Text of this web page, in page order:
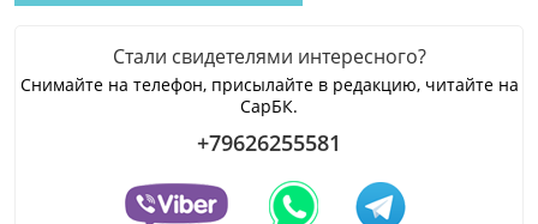
Стали свидетелями интересного?
Снимайте на телефон, присылайте в редакцию, читайте на
СарБК.
+79626255581